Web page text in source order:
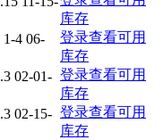
库存
4 06-
登录查看可用
库存
02-01- 登录查看可用
库存
02-15- 登录查看可用
库存